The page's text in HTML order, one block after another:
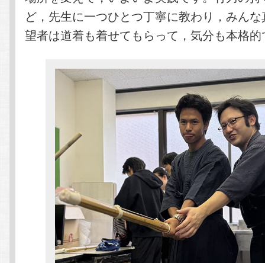
ど，先生に一つひとつ丁寧に教わり，みん
望者は道着も着せてもらって，気分も本格